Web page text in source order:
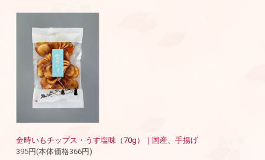
金時いもチップス・うす塩味（70g）｜国産、手揚げ
395円(本体価格366円)